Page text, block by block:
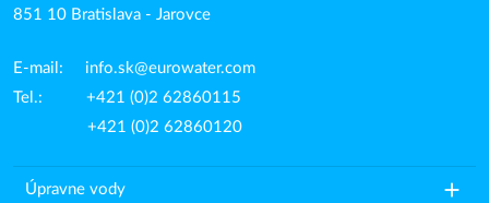
851 10 Bratislava - Jarovce
E-mail: info.sk@eurowater.com
Tel.: +421 (0)2 62860115
+421 (0)2 62860120
Úpravne vody add